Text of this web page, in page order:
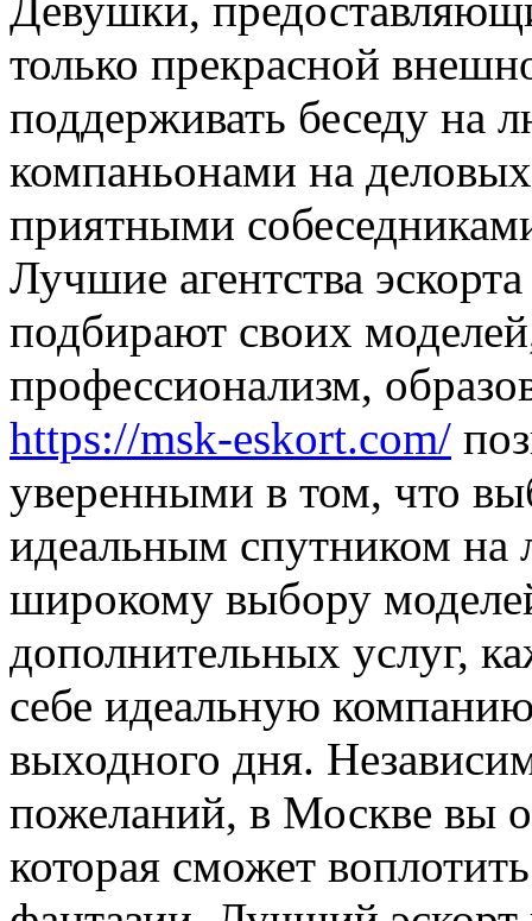
только прекрасной
поддерживать беседу на
компаньонами на
приятными
Лучшие агентства
подбирают своих
профессионализм,
https://msk-eskort.com/
уверенными в том, что
идеальным спутником на
широкому выбору
дополнительных услуг,
себе идеальную
выходного дня.
пожеланий, в Москве вы
которая сможет